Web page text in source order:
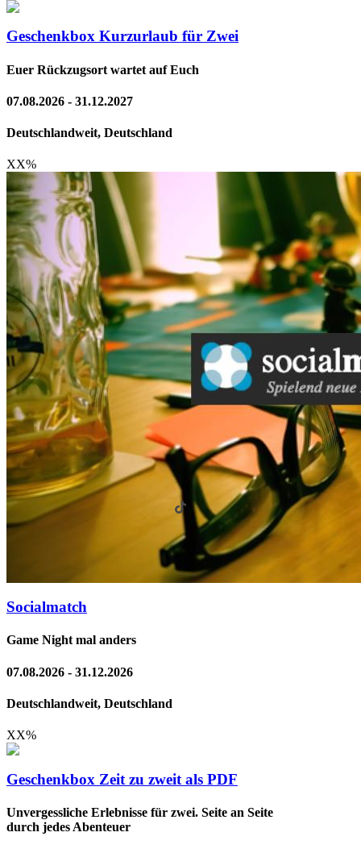
Geschenkbox Kurzurlaub für Zwei
Euer Rückzugsort wartet auf Euch
07.08.2026 - 31.12.2027
Deutschlandweit, Deutschland
XX%
Socialmatch
Game Night mal anders
07.08.2026 - 31.12.2026
Deutschlandweit, Deutschland
XX%
Geschenkbox Zeit zu zweit als PDF
Unvergessliche Erlebnisse für zwei. Seite an Seite
durch jedes Abenteuer